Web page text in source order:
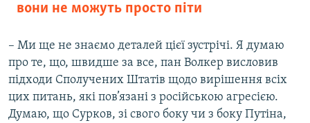
вони не можуть просто піти
– Ми ще не знаємо деталей цієї зустрічі. Я думаю
про те, що, швидше за все, пан Волкер висловив
підходи Сполучених Штатів щодо вирішення всіх
цих питань, які пов’язані з російською агресією.
Думаю, що Сурков, зі свого боку чи з боку Путіна,